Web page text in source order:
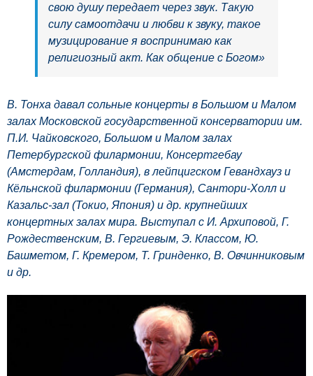
свою душу передает через звук. Такую
силу самоотдачи и любви к звуку, такое
музицирование я воспринимаю как
религиозный акт. Как общение с Богом»
В. Тонха давал сольные концерты в Большом и Малом
залах Московской государственной консерватории им.
П.И. Чайковского, Большом и Малом залах
Петербургской филармонии, Консертгебау
(Амстердам, Голландия), в лейпцигском Гевандхауз и
Кёльнской филармонии (Германия), Сантори-Холл и
Казальс-зал (Токио, Япония) и др. крупнейших
концертных залах мира. Выступал с И. Архиповой, Г.
Рождественским, В. Гергиевым, Э. Классом, Ю.
Башметом, Г. Кремером, Т. Гринденко, В. Овчинниковым
и др.